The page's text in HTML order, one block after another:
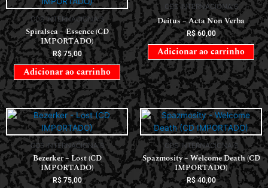
CDS INTERNACIONAIS
Spiralsea – Essence (CD
IMPORTADO)
R$75,00
Adicionar ao carrinho
CDS INTERNACIONAIS
Deitus – Acta Non Verba
R$60,00
Adicionar ao carrinho
CDS INTERNACIONAIS
Bezerker – Lost (CD
IMPORTADO)
R$75,00
CDS INTERNACIONAIS
Spazmosity – Welcome Death (CD
IMPORTADO)
R$40,00